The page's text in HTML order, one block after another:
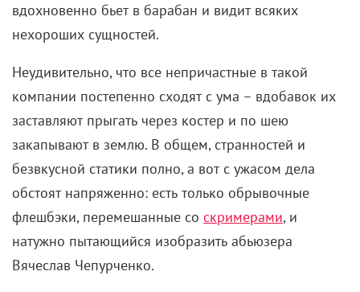
вдохновенно бьет в барабан и видит всяких
нехороших сущностей.
Неудивительно, что все непричастные в такой
компании постепенно сходят с ума – вдобавок их
заставляют прыгать через костер и по шею
закапывают в землю. В общем, странностей и
безвкусной статики полно, а вот с ужасом дела
обстоят напряженно: есть только обрывочные
флешбэки, перемешанные со скримерами, и
натужно пытающийся изобразить абьюзера
Вячеслав Чепурченко.